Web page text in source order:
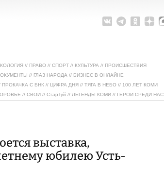
// ПРАВО // СПОРТ // КУЛЬТУРА // ПРОИСШЕСТВИЯ
// ГЛАЗ НАРОДА // БИЗНЕС В ОНЛАЙНЕ
ПРОКАЧКА С БНК // ЦИФРА ДНЯ // ТЯГА В НЕБО // 100 ЛЕТ КОМИ
// СВОИ // СтарТуй // ЛЕГЕНДЫ КОМИ // ГЕРОИ СРЕДИ НАС
выставка,
юбилею Усть-